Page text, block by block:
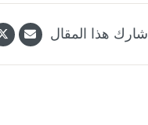
شارك هذا المقال